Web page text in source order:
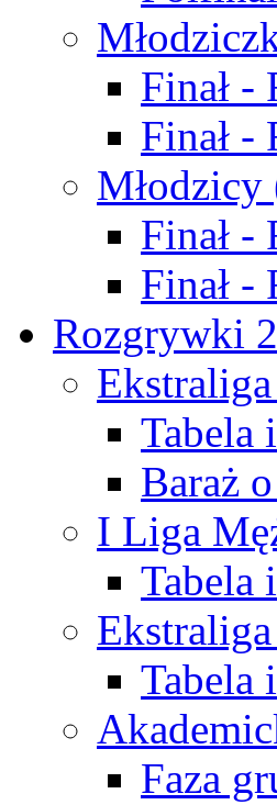
Finał -
Finał -
Finał -
Finał -
Rozgrywki
Tabela
Baraż
I Liga
Tabela
Tabela
Faza